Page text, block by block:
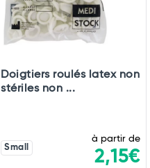
Doigtiers roulés latex non
stériles non ...
Small
à partir de
2,15€